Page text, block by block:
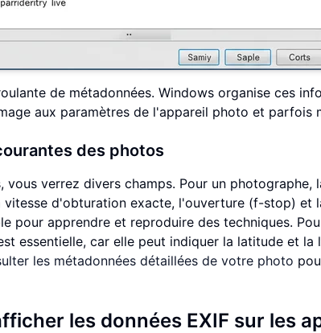
de métadonnées. Windows organise ces
aux paramètres de l'appareil photo et parfois
des photos
verrez divers champs. Pour un photographe,
vitesse d'obturation exacte, l'ouverture (f-stop) et
pour apprendre et reproduire des techniques.
essentielle, car elle peut indiquer la latitude et la
les métadonnées détaillées de votre photo
les données EXIF sur les